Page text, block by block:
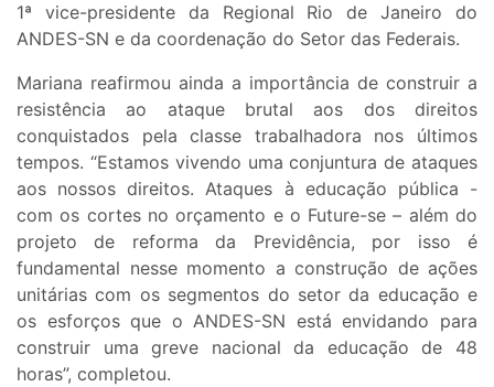
1ª vice-presidente da Regional Rio de Janeiro do
ANDES-SN e da coordenação do Setor das Federais.
Mariana reafirmou ainda a importância de construir a
resistência ao ataque brutal aos dos direitos
conquistados pela classe trabalhadora nos últimos
tempos. “Estamos vivendo uma conjuntura de ataques
aos nossos direitos. Ataques à educação pública -
com os cortes no orçamento e o Future-se – além do
projeto de reforma da Previdência, por isso é
fundamental nesse momento a construção de ações
unitárias com os segmentos do setor da educação e
os esforços que o ANDES-SN está envidando para
construir uma greve nacional da educação de 48
horas”, completou.